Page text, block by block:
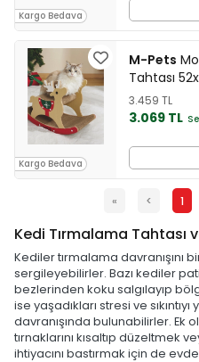
Kargo Bedava
Kargo Bedava
M-Pets
Tahtası
3.459 TL
3.069 TL
« < 1
Kedi Tırmalama Tahtası
Kediler tırmalama davranışını
sergileyebilirler. Bazı kediler
bezlerinden koku salgılayıp
ise yaşadıkları stresi ve
davranışında bulunabilirler. Ek
tırnaklarını kısaltıp düzeltmek
ihtiyacını bastırmak için de